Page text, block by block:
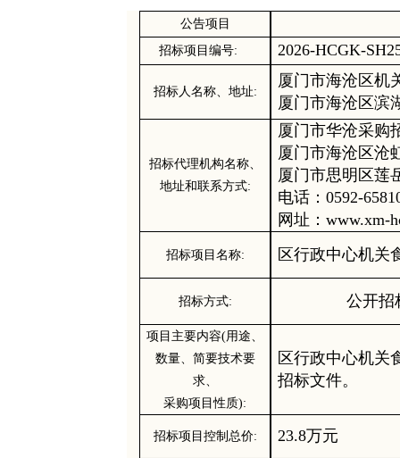
公告项目
招标项目编号: 2026-HCGK-
招标人名称、地址:
厦门市海沧区机
厦门市海沧区滨
招标代理机构名称、
地址和联系方式:
厦门市华沧采购
厦门市海沧区沧
厦门市思明区莲
电话： 0592-6581
网址： www.xm-
招标项目名称: 区行政中心机关
招标方式: 公开招
项目主要内容(用途、
数量、简要技术要
求、
采购项目性质):
区行政中心机关
招标文件。
招标项目控制 总价: 23.8万元